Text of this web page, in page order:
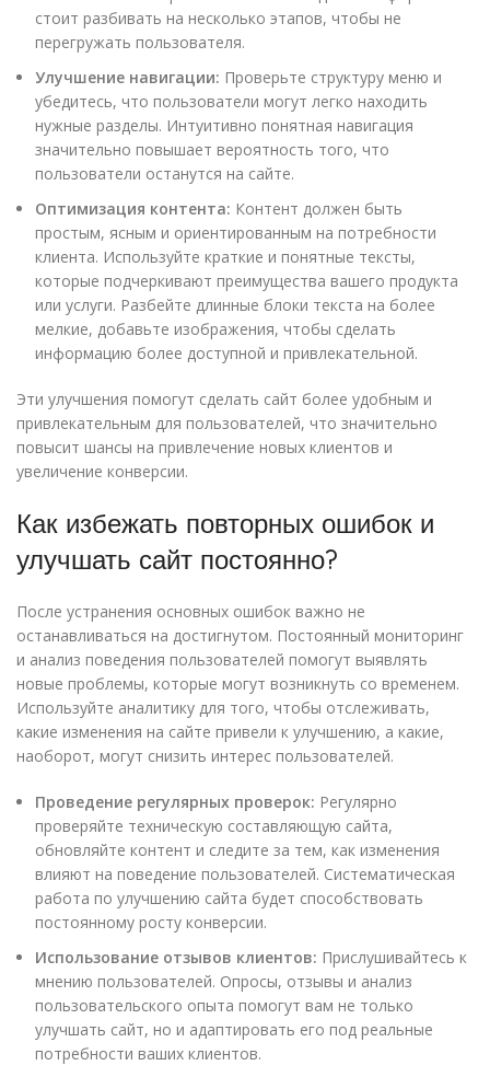
стоит разбивать на несколько этапов, чтобы не
перегружать пользователя.
Улучшение навигации: Проверьте структуру меню и
убедитесь, что пользователи могут легко находить
нужные разделы. Интуитивно понятная навигация
значительно повышает вероятность того, что
пользователи останутся на сайте.
Оптимизация контента: Контент должен быть
простым, ясным и ориентированным на потребности
клиента. Используйте краткие и понятные тексты,
которые подчеркивают преимущества вашего продукта
или услуги. Разбейте длинные блоки текста на более
мелкие, добавьте изображения, чтобы сделать
информацию более доступной и привлекательной.
Эти улучшения помогут сделать сайт более удобным и
привлекательным для пользователей, что значительно
повысит шансы на привлечение новых клиентов и
увеличение конверсии.
Как избежать повторных ошибок и
улучшать сайт постоянно?
После устранения основных ошибок важно не
останавливаться на достигнутом. Постоянный мониторинг
и анализ поведения пользователей помогут выявлять
новые проблемы, которые могут возникнуть со временем.
Используйте аналитику для того, чтобы отслеживать,
какие изменения на сайте привели к улучшению, а какие,
наоборот, могут снизить интерес пользователей.
Проведение регулярных проверок: Регулярно
проверяйте техническую составляющую сайта,
обновляйте контент и следите за тем, как изменения
влияют на поведение пользователей. Систематическая
работа по улучшению сайта будет способствовать
постоянному росту конверсии.
Использование отзывов клиентов: Прислушивайтесь к
мнению пользователей. Опросы, отзывы и анализ
пользовательского опыта помогут вам не только
улучшать сайт, но и адаптировать его под реальные
потребности ваших клиентов.